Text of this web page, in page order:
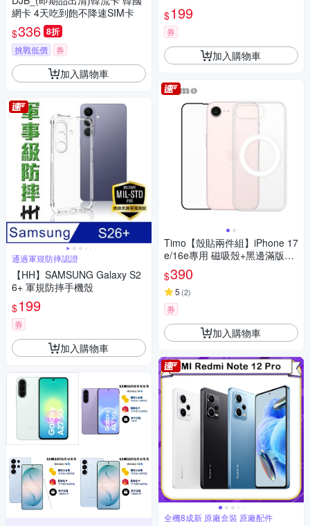
網卡 4天吃到飽不降速SIM卡
$336 8折
挑戰低價 券
加入購物車
通過軍規防摔認證
【HH】SAMSUNG Galaxy S2
6+ 軍規防摔手機殼
$199
券
加入購物車
$199
券
加入購物車
Timo【殼貼兩件組】iPhone 17
e/16e專用 磁吸殼+黑邊滿版保
護貼
$390
5 (2)
券
加入購物車
全機8成新 原廠盒裝 原廠配件